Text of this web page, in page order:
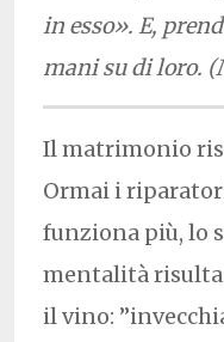
in esso». E,
mani su di loro.
Il matrimonio
Ormai i
funziona più, lo
mentalità risulta
il vino: